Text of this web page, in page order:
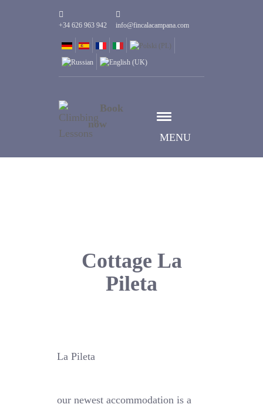
+34 626 963 942 info@fincalacampana.com
MENU
Book
now
Cottage La
Pileta
La Pileta
our newest accommodation is a